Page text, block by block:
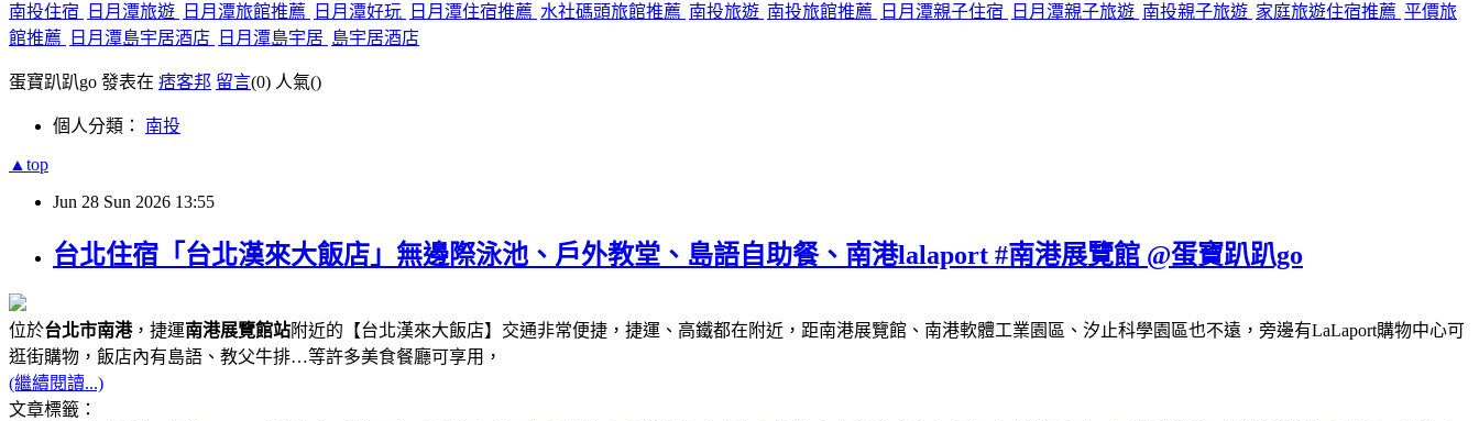
南投住宿
日月潭旅遊 日月潭旅館推薦 日月潭好玩 日月潭住宿推薦 水社碼頭旅館推薦 南投旅遊 南投旅館推薦 日月潭親子住宿 日月潭親子旅遊 南投親子旅遊 家庭旅遊住宿推薦 平價旅
館推薦
日月潭島宇居酒店 日月潭島宇居 島宇居酒店
蛋寶趴趴go 發表在 痞客邦 留言(0) 人氣()
個人分類： 南投
▲top
Jun 28 Sun 2026 13:55
台北住宿「台北漢來大飯店」無邊際泳池、戶外教堂、島語自助餐、南港lalaport #南港展覽館 @蛋寶趴趴go
位於台北市南港，捷運南港展覽館站附近的【台北漢來大飯店】交通非常便捷，捷運、高鐵都在附近，距南港展覽館、南港軟體工業園區、汐止科學園區也不遠，旁邊有LaLaport購物中心可
逛街購物，飯店內有島語、教父牛排…等許多美食餐廳可享用，
(繼續閱讀...)
文章標籤：